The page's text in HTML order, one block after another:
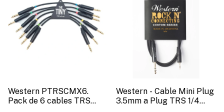
Western PTRSCMX6.
Pack de 6 cables TRS
Western - Cable Mini Plug
3.5mm a Plug TRS 1/4